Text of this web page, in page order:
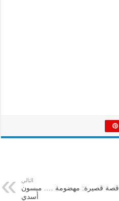
التالي
قصة قصيرة: مهضومة …. ميسون
أسدي